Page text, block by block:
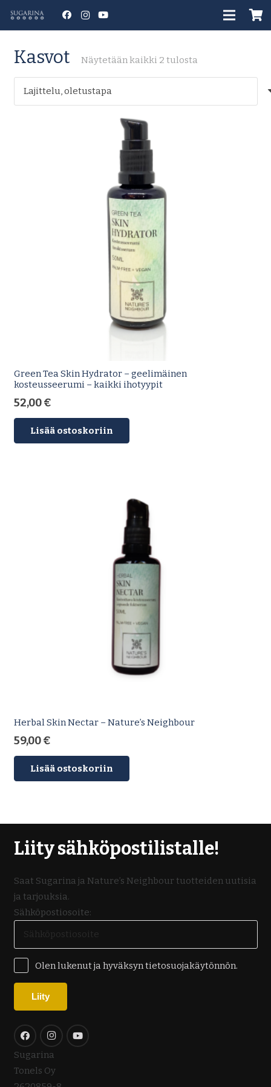
Kasvot Näytetään kaikki 2 tulosta
Green Tea Skin Hydrator – geelimäinen
kosteusseerumi – kaikki ihotyypit
52,00€
Lisää ostoskoriin
Herbal Skin Nectar – Nature’s Neighbour
59,00€
Lisää ostoskoriin
Liity sähköpostilistalle!
Saat Sugarina ja Nature’s Neighbour tuotteiden uutisia
ja tarjouksia.
Sähköpostiosoite:
Olen lukenut ja hyväksyn tietosuojakäytönnön.
Sugarina
Tonels Oy